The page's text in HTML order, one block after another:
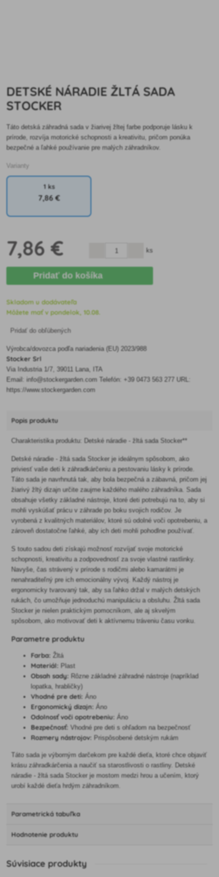
DETSKÉ NÁRADIE ŽLTÁ SADA
STOCKER
Táto detská záhradná sada v žiarivej žltej farbe podporuje lásku k
prírode, rozvíja motorické schopnosti a kreativitu, pričom ponúka
bezpečné a ľahké používanie pre malých záhradníkov.
Varianty
1 ks
7,86 €
7,86 € ks
Pridať do košíka
Skladom u dodávateľa
Môžete mať v pondelok, 10.08.
Pridať do obľúbených
Výrobca/dovozca podľa nariadenia (EU) 2023/988
Stocker Srl
Via Industria 1/7, 39011 Lana, ITA
Email: info@stockergarden.com Telefón: +39 0473 563 277 URL:
https://www.stockergarden.com
Popis produktu
Charakteristika produktu: Detské náradie - žltá sada Stocker**
Detské náradie - žltá sada Stocker je ideálnym spôsobom, ako
priviesť vaše deti k záhradkárčeniu a pestovaniu lásky k prírode.
Táto sada je navrhnutá tak, aby bola bezpečná a zábavná, pričom jej
žiarivý žltý dizajn určite zaujme každého malého záhradníka. Sada
obsahuje všetky základné nástroje, ktoré deti potrebujú na to, aby si
mohli vyskúšať prácu v záhrade po boku svojich rodičov. Je
vyrobená z kvalitných materiálov, ktoré sú odolné voči opotrebeniu, a
zároveň dostatočne ľahké, aby ich deti mohli pohodlne používať.
S touto sadou deti získajú možnosť rozvíjať svoje motorické
schopnosti, kreativitu a zodpovednosť za svoje vlastné rastlinky.
Navyše, čas strávený v prírode s rodičmi alebo kamarátmi je
nenahraditeľný pre ich emocionálny vývoj. Každý nástroj je
ergonomicky tvarovaný tak, aby sa ľahko držal v malých detských
rukách, čo umožňuje jednoduchú manipuláciu a obsluhu. Žltá sada
Stocker je nielen praktickým pomocníkom, ale aj skvelým
spôsobom, ako motivovať deti k aktívnemu tráveniu času vonku.
Parametre produktu
Farba: Žltá
Materiál: Plast
Obsah sady: Rôzne základné záhradné nástroje (napríklad
lopatka, hrabličky)
Vhodné pre deti: Áno
Ergonomický dizajn: Áno
Odolnosť voči opotrebeniu: Áno
Bezpečnosť: Vhodné pre deti s ohľadom na bezpečnosť
Rozmery nástrojov: Prispôsobené detským rukám
Táto sada je výborným darčekom pre každé dieťa, ktoré chce objaviť
krásu záhradkárčenia a naučiť sa starostlivosti o rastliny. Detské
náradie - žltá sada Stocker je mostom medzi hrou a učením, ktorý
urobí každé dieťa hrdým záhradníkom.
Parametrická tabuľka
Hodnotenie produktu
Súvisiace produkty